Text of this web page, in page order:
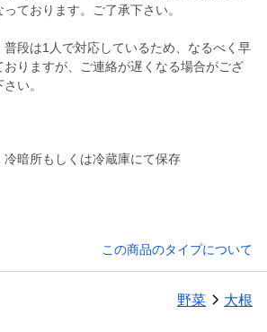
ております。ご了承下さい。
段は1人で対応しているため、なるべく早
りますが、ご連絡が遅くなる場合がござ
い。
冷暗所もしくは冷蔵庫にて保存
この商品のタイプについて
野菜 大根